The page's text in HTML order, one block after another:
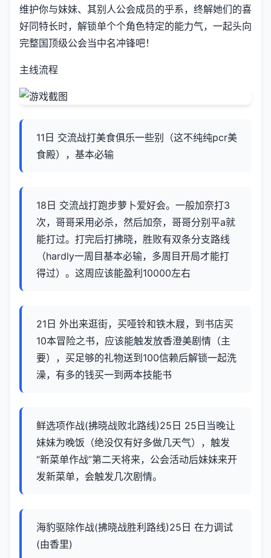
维护你与妹妹、其别人公会成员的乎系，终解她们的喜
好同特长时，解锁单个个角色特定的能力气，一起头向
完整国顶级公会当中名冲锋吧！
主线流程
11日 交流战打美食俱乐一些别（这不纯纯pcr美
食殿），基本必输
18日 交流战打跑步萝卜爱好会。一般加奈打3
次，哥哥采用必杀，然后加奈，哥哥分别平a就
能打过。打完后打拂晓，胜败有双条分支路线
（hardly一周目基本必输，多周目开局才能打
得过）。这周应该能盈利10000左右
21日 外出来逛街，买哑铃和铁木屐，到书店买
10本冒险之书，应该能触发放香澄美剧情（主
要），买足够的礼物送到100信赖后解锁一起洗
澡，有多的钱买一到两本技能书
鲜选项作战(拂晓战败北路线)25日 25日当晚让
妹妹为晚饭（绝没仅有好多做几天气），触发
“新菜单作战”第二天将来，公会活动后妹妹来开
发新菜单，会触发几次剧情。
海豹驱除作战(拂晓战胜利路线)25日 在力调试
(由香里)